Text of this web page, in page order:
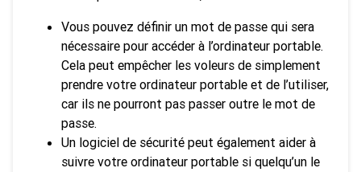
Vous pouvez définir un mot de passe qui sera
nécessaire pour accéder à l’ordinateur portable.
Cela peut empêcher les voleurs de simplement
prendre votre ordinateur portable et de l’utiliser,
car ils ne pourront pas passer outre le mot de
passe.
Un logiciel de sécurité peut également aider à
suivre votre ordinateur portable si quelqu’un le